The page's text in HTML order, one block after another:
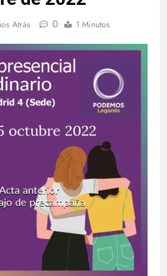
Atrás 0 1 Minutos